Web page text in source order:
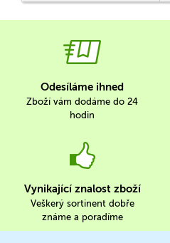
Odesíláme ihned
Zboží vám dodáme do 24
hodin
Vynikající znalost zboží
Veškerý sortinent dobře
známe a poradíme